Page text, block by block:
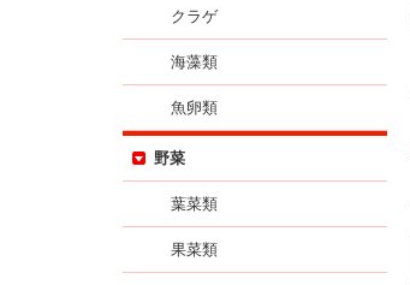
クラゲ
海藻類
魚卵類
野菜
葉菜類
果菜類